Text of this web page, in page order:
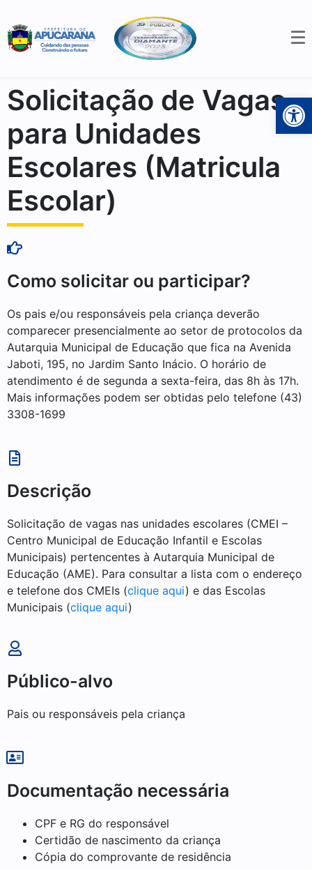
Solicitação de Vagas
para Unidades
Escolares (Matricula
Escolar)
Como solicitar ou participar?
Os pais e/ou responsáveis pela criança deverão
comparecer presencialmente ao setor de protocolos da
Autarquia Municipal de Educação que fica na Avenida
Jaboti, 195, no Jardim Santo Inácio. O horário de
atendimento é de segunda a sexta-feira, das 8h às 17h.
Mais informações podem ser obtidas pelo telefone (43)
3308-1699
Descrição
Solicitação de vagas nas unidades escolares (CMEI –
Centro Municipal de Educação Infantil e Escolas
Municipais) pertencentes à Autarquia Municipal de
Educação (AME). Para consultar a lista com o endereço
e telefone dos CMEIs (clique aqui) e das Escolas
Municipais (clique aqui)
Público-alvo
Pais ou responsáveis pela criança
Documentação necessária
CPF e RG do responsável
Certidão de nascimento da criança
Cópia do comprovante de residência